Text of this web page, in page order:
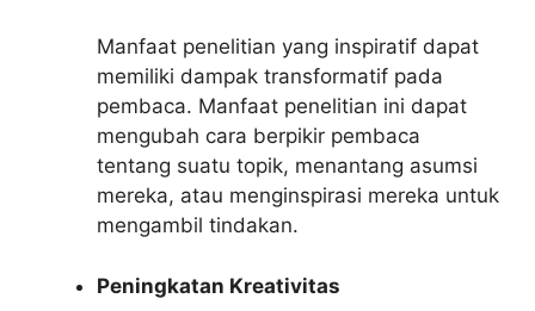
Manfaat penelitian yang inspiratif dapat
memiliki dampak transformatif pada
pembaca. Manfaat penelitian ini dapat
mengubah cara berpikir pembaca
tentang suatu topik, menantang asumsi
mereka, atau menginspirasi mereka untuk
mengambil tindakan.
Peningkatan Kreativitas